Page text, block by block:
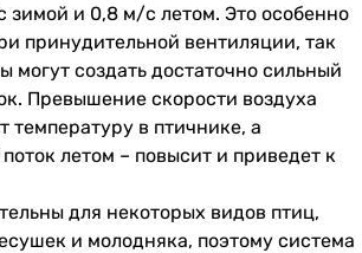
зимой и 0,8 м/с летом. Это особенно
принудительной вентиляции, так
могут создать достаточно сильный
Превышение скорости воздуха
температуру в птичнике, а
летом – повысит и приведет к
для некоторых видов птиц,
и молодняка, поэтому система